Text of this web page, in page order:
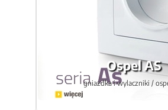
Ospel AS
gniazdka i wylaczniki /